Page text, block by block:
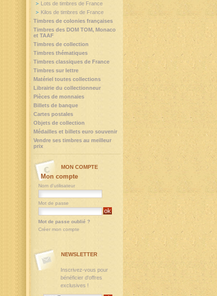
Lots de timbres de France
Kilos de timbres de France
Timbres de colonies françaises
Timbres des DOM TOM, Monaco
et TAAF
Timbres de collection
Timbres thématiques
Timbres classiques de France
Timbres sur lettre
Matériel toutes collections
Librairie du collectionneur
Pièces de monnaies
Billets de banque
Cartes postales
Objets de collection
Médailles et billets euro souvenir
Vendre ses timbres au meilleur
prix
MON COMPTE
Mon compte
Nom d'utilisateur
Mot de passe
Mot de passe oublié ?
Créer mon compte
NEWSLETTER
Inscrivez-vous pour
bénéficier d'offres
exclusives !